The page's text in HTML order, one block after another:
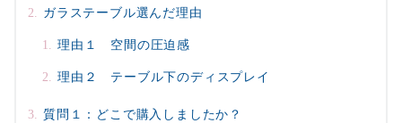
ガラステーブル選んだ理由
理由１ 空間の圧迫感
理由２ テーブル下のディスプレイ
質問１：どこで購入しましたか？